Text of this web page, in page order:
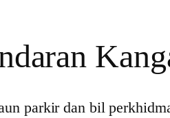
parkir dan bil